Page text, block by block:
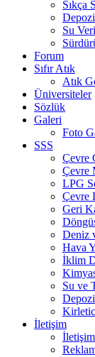
Sıkça
Su
Forum
Sıfır Atık
Atık
Üniversiteler
Sözlük
Galeri
Foto
SSS
Çevre
Çevre
LPG
Çevre
Geri
Deniz
Hava
İklim
Su ve
İletişim
İletişim